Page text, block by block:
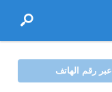
عبر رقم الهاتف